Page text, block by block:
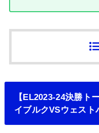
【EL2023-24決勝ト
イブルクVSウェスト